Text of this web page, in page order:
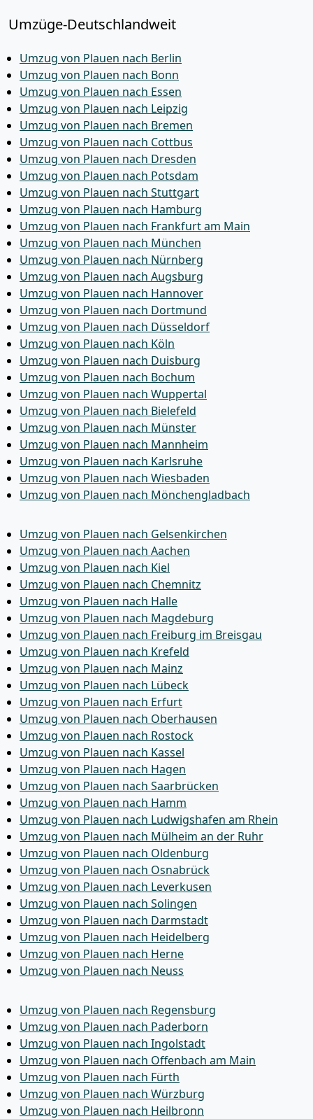
Umzüge-Deutschlandweit
Umzug von Plauen nach Berlin
Umzug von Plauen nach Bonn
Umzug von Plauen nach Essen
Umzug von Plauen nach Leipzig
Umzug von Plauen nach Bremen
Umzug von Plauen nach Cottbus
Umzug von Plauen nach Dresden
Umzug von Plauen nach Potsdam
Umzug von Plauen nach Stuttgart
Umzug von Plauen nach Hamburg
Umzug von Plauen nach Frankfurt am Main
Umzug von Plauen nach München
Umzug von Plauen nach Nürnberg
Umzug von Plauen nach Augsburg
Umzug von Plauen nach Hannover
Umzug von Plauen nach Dortmund
Umzug von Plauen nach Düsseldorf
Umzug von Plauen nach Köln
Umzug von Plauen nach Duisburg
Umzug von Plauen nach Bochum
Umzug von Plauen nach Wuppertal
Umzug von Plauen nach Bielefeld
Umzug von Plauen nach Münster
Umzug von Plauen nach Mannheim
Umzug von Plauen nach Karlsruhe
Umzug von Plauen nach Wiesbaden
Umzug von Plauen nach Mönchen­gladbach
Umzug von Plauen nach Gelsenkirchen
Umzug von Plauen nach Aachen
Umzug von Plauen nach Kiel
Umzug von Plauen nach Chemnitz
Umzug von Plauen nach Halle
Umzug von Plauen nach Magdeburg
Umzug von Plauen nach Freiburg im Breisgau
Umzug von Plauen nach Krefeld
Umzug von Plauen nach Mainz
Umzug von Plauen nach Lübeck
Umzug von Plauen nach Erfurt
Umzug von Plauen nach Oberhausen
Umzug von Plauen nach Rostock
Umzug von Plauen nach Kassel
Umzug von Plauen nach Hagen
Umzug von Plauen nach Saarbrücken
Umzug von Plauen nach Hamm
Umzug von Plauen nach Ludwigshafen am Rhein
Umzug von Plauen nach Mülheim an der Ruhr
Umzug von Plauen nach Oldenburg
Umzug von Plauen nach Osnabrück
Umzug von Plauen nach Leverkusen
Umzug von Plauen nach Solingen
Umzug von Plauen nach Darmstadt
Umzug von Plauen nach Heidelberg
Umzug von Plauen nach Herne
Umzug von Plauen nach Neuss
Umzug von Plauen nach Regensburg
Umzug von Plauen nach Paderborn
Umzug von Plauen nach Ingolstadt
Umzug von Plauen nach Offenbach am Main
Umzug von Plauen nach Fürth
Umzug von Plauen nach Würzburg
Umzug von Plauen nach Heilbronn